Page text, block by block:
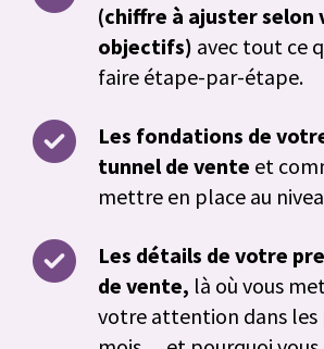
(chiffre à ajuster selon
objectifs) avec tout ce
faire étape-par-étape.
Les fondations de
tunnel de vente et
mettre en place au
Les détails de votre
de vente, là où vous
votre attention dans les